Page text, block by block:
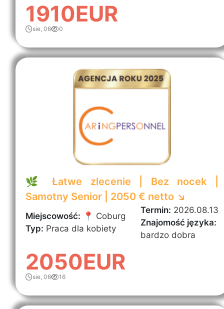
1910EUR
sie, 06 0
🌿 Łatwe zlecenie | Bez nocek |
Samotny Senior | 2050 € netto ↘️
Miejscowość: 📍 Coburg
Typ: Praca dla kobiety
Termin: 2026.08.13
Znajomość języka:
bardzo dobra
2050EUR
sie, 06 16